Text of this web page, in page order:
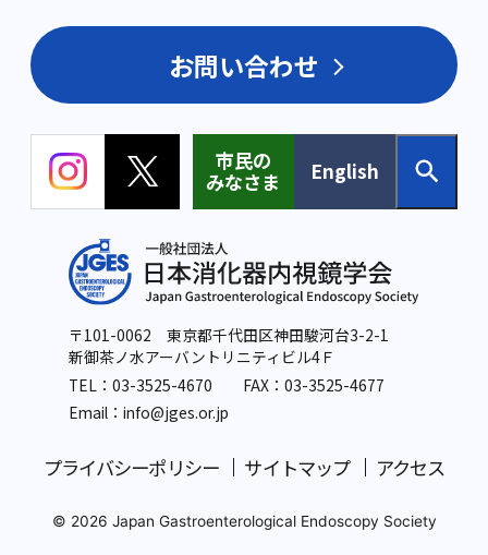
お問い合わせ
市民の
みなさま
English
〒101-0062 東京都千代田区神田駿河台3-2-1
新御茶ノ水アーバントリニティビル4Ｆ
TEL：03-3525-4670 FAX：03-3525-4677
Email：info@jges.or.jp
プライバシーポリシー サイトマップ アクセス
© 2026 Japan Gastroenterological Endoscopy Society